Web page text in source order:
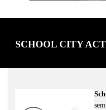
SCHOOL CITY